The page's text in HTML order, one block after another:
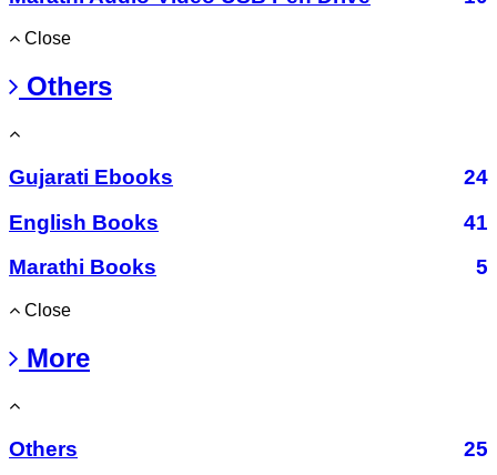
Close
Others
Gujarati Ebooks
24
English Books
41
Marathi Books
5
Close
More
Others 25